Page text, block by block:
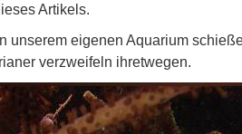
Artikels.
unserem eigenen Aquarium
verzweifeln ihretwegen.